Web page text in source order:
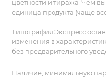
цветности и тиража. Чем
единица продукта (чаще
Типография Экспресс
изменения в
без предварительного
Наличие, минимальную